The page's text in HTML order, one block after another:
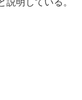
明している。